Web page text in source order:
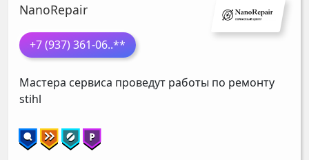
NanoRepair
+7 (937) 361-06..**
Мастера сервиса проведут работы по ремонту
stihl